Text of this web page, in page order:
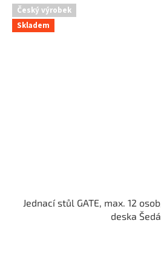
Český výrobek
Skladem
Jednací stůl GATE, max. 12
deska Šedá